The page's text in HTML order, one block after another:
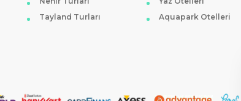
Tayland Turları
Aquapark Otelleri